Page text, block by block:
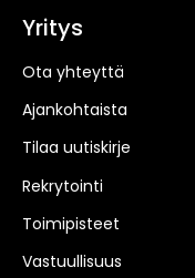
Yritys
Ota yhteyttä
Ajankohtaista
Tilaa uutiskirje
Rekrytointi
Toimipisteet
Vastuullisuus